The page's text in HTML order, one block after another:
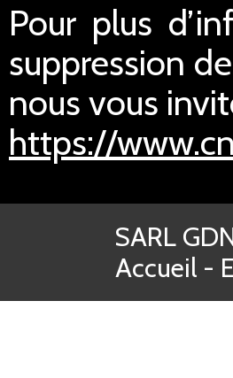
Pour plus
suppression
nous vous
https://
SARL
Accueil -